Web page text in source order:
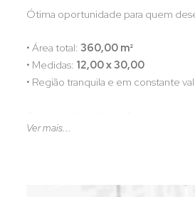
Ótima oportunidade para quem
• Área total: 360,00 m²
• Medidas: 12,00 x 30,00
• Região tranquila e em constante
📲 Entre em contato para mais
Ver mais...